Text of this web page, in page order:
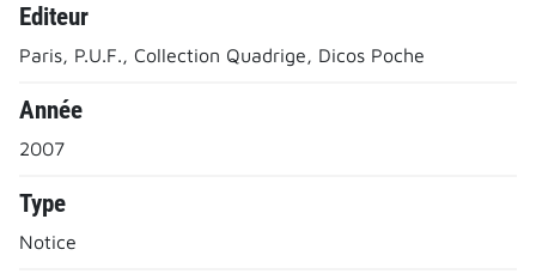
Editeur
Paris, P.U.F., Collection Quadrige, Dicos Poche
Année
2007
Type
Notice